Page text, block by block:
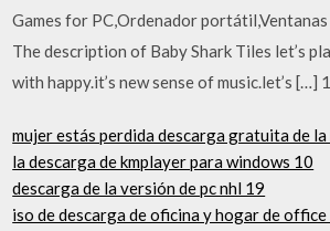
Games for PC,Ordenador portátil,Ventanas
The description of Baby Shark Tiles let’s
with happy.it’s new sense of music.let’s
mujer estás perdida descarga gratuita de
la descarga de kmplayer para windows 10
descarga de la versión de pc nhl 19
iso de descarga de oficina y hogar de